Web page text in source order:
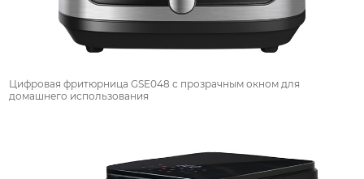
Цифровая фритюрница GSE048 с прозрачным окном для
домашнего использования